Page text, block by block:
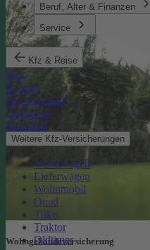
Beruf, Alter & Finanzen
Service
Kfz & Reise
Pkw
E-Auto
Kleinkraftrad
Anhänger
Motorrad
Weitere Kfz-Versicherungen
Wohnwagen
Lieferwagen
Wohnmobil
Quad
Trike
Traktor
Oldtimer
Wohngebäude­versicherung